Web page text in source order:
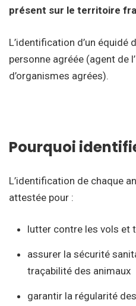
présent sur le territoire
L’identification d’un équidé
personne agréée (agent de
d’organismes agrées).
Pourquoi
L’identification de chaque
attestée pour :
lutter contre les vols et
assurer la sécurité
traçabilité des animaux
garantir la régularité